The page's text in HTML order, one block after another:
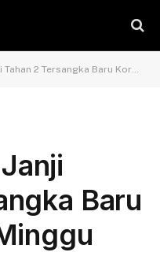
2 Tersangka Baru Korupsi Haji Minggu Ini?
Baru